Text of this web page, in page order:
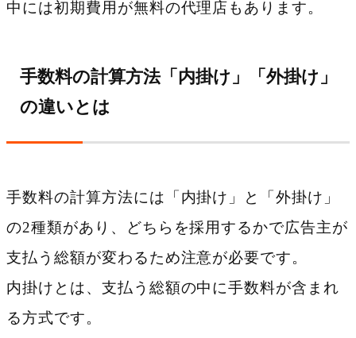
中には初期費用が無料の代理店もあります。
手数料の計算方法「内掛け」「外掛け」
の違いとは
手数料の計算方法には「内掛け」と「外掛け」
の2種類があり、どちらを採用するかで広告主が
支払う総額が変わるため注意が必要です。
内掛けとは、支払う総額の中に手数料が含まれ
る方式です。